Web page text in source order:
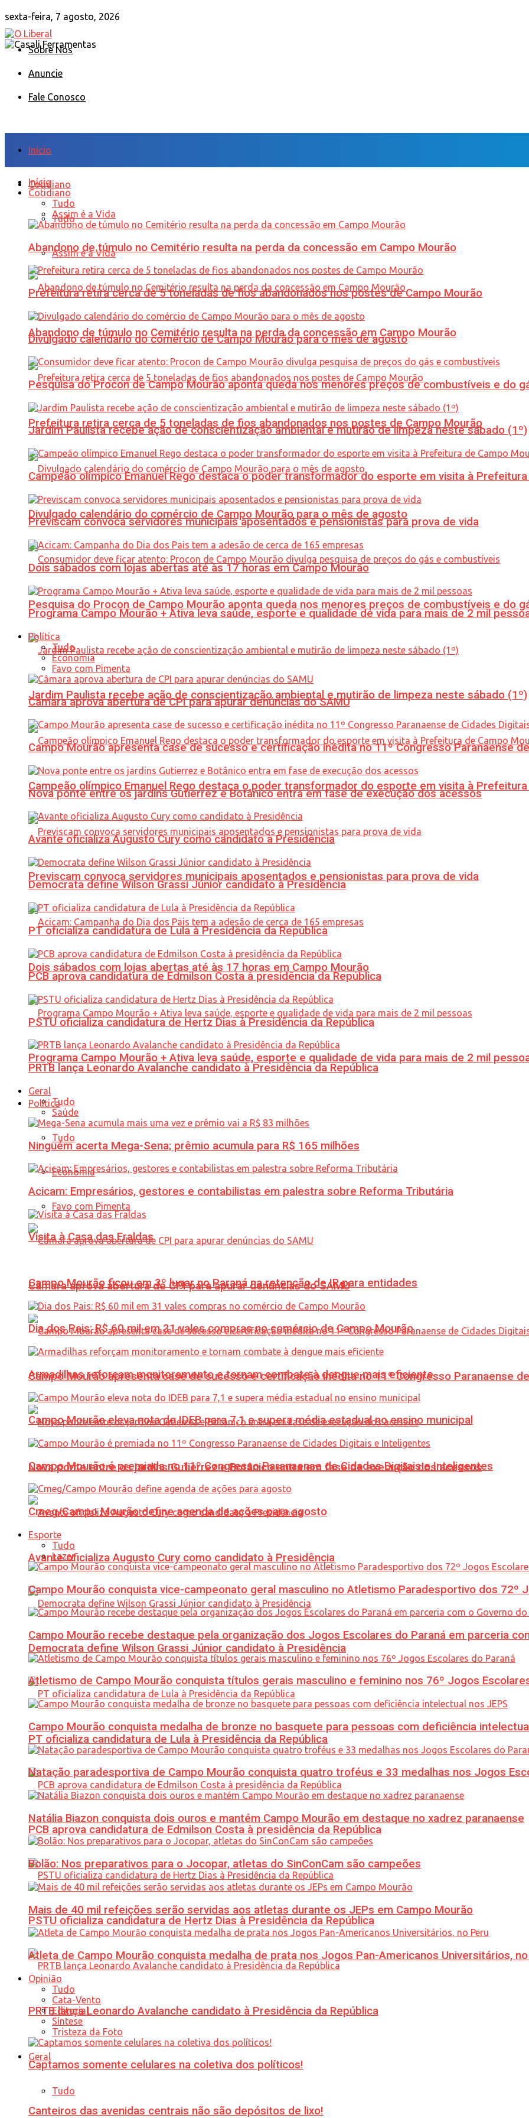
sexta-feira, 7 agosto, 2026
Sobre Nós
Anuncie
Fale Conosco
Início
Cotidiano
Tudo
Assim é a Vida
Abandono de túmulo no Cemitério resulta na perda da concessão em Campo Mourão
Prefeitura retira cerca de 5 toneladas de fios abandonados nos postes de Campo Mourão
Divulgado calendário do comércio de Campo Mourão para o mês de agosto
Pesquisa do Procon de Campo Mourão aponta queda nos menores preços de combustíveis e do
Jardim Paulista recebe ação de conscientização ambiental e mutirão de limpeza neste sábado (1º)
Campeão olímpico Emanuel Rego destaca o poder transformador do esporte em visita à
Previscam convoca servidores municipais aposentados e pensionistas para prova de vida
Dois sábados com lojas abertas até às 17 horas em Campo Mourão
Programa Campo Mourão + Ativa leva saúde, esporte e qualidade de vida para mais de 2 mil
Política
Tudo
Economia
Favo com Pimenta
Câmara aprova abertura de CPI para apurar denúncias do SAMU
Campo Mourão apresenta case de sucesso e certificação inédita no 11º Congresso Paranaense
Nova ponte entre os jardins Gutierrez e Botânico entra em fase de execução dos acessos
Avante oficializa Augusto Cury como candidato à Presidência
Democrata define Wilson Grassi Júnior candidato à Presidência
PT oficializa candidatura de Lula à Presidência da República
PCB aprova candidatura de Edmilson Costa à presidência da República
PSTU oficializa candidatura de Hertz Dias à Presidência da República
PRTB lança Leonardo Avalanche candidato à Presidência da República
Geral
Tudo
Início
Cotidiano
Tudo
Assim é a Vida
Abandono de túmulo no Cemitério resulta na perda da concessão em Campo Mourão
Prefeitura retira cerca de 5 toneladas de fios abandonados nos postes de Campo Mourão
Divulgado calendário do comércio de Campo Mourão para o mês de agosto
Pesquisa do Procon de Campo Mourão aponta queda nos menores preços de combustíveis e do
Jardim Paulista recebe ação de conscientização ambiental e mutirão de limpeza neste sábado (1º)
Campeão olímpico Emanuel Rego destaca o poder transformador do esporte em visita à
Previscam convoca servidores municipais aposentados e pensionistas para prova de vida
Dois sábados com lojas abertas até às 17 horas em Campo Mourão
Programa Campo Mourão + Ativa leva saúde, esporte e qualidade de vida para mais de 2 mil
Política
Tudo
Economia
Favo com Pimenta
Câmara aprova abertura de CPI para apurar denúncias do SAMU
Campo Mourão apresenta case de sucesso e certificação inédita no 11º Congresso Paranaense
Nova ponte entre os jardins Gutierrez e Botânico entra em fase de execução dos acessos
Avante oficializa Augusto Cury como candidato à Presidência
Democrata define Wilson Grassi Júnior candidato à Presidência
PT oficializa candidatura de Lula à Presidência da República
PCB aprova candidatura de Edmilson Costa à presidência da República
PSTU oficializa candidatura de Hertz Dias à Presidência da República
PRTB lança Leonardo Avalanche candidato à Presidência da República
Geral
Tudo
Saúde
Ninguém acerta Mega-Sena; prêmio acumula para R$ 165 milhões
Acicam: Empresários, gestores e contabilistas em palestra sobre Reforma Tributária
Visita à Casa das Fraldas
Campo Mourão ficou em 3º lugar no Paraná na retenção de IR para entidades
Dia dos Pais: R$ 60 mil em 31 vales compras no comércio de Campo Mourão
Armadilhas reforçam monitoramento e tornam combate à dengue mais eficiente
Campo Mourão eleva nota do IDEB para 7,1 e supera média estadual no ensino municipal
Campo Mourão é premiada no 11º Congresso Paranaense de Cidades Digitais e Inteligentes
Cmeg/Campo Mourão define agenda de ações para agosto
Esporte
Tudo
Lazer
Campo Mourão conquista vice-campeonato geral masculino no Atletismo Paradesportivo dos 72º
Campo Mourão recebe destaque pela organização dos Jogos Escolares do Paraná em parceria
Atletismo de Campo Mourão conquista títulos gerais masculino e feminino nos 76º Jogos
Campo Mourão conquista medalha de bronze no basquete para pessoas com deficiência
Natação paradesportiva de Campo Mourão conquista quatro troféus e 33 medalhas nos Jogos
Natália Biazon conquista dois ouros e mantém Campo Mourão em destaque no xadrez paranaense
Bolão: Nos preparativos para o Jocopar, atletas do SinConCam são campeões
Mais de 40 mil refeições serão servidas aos atletas durante os JEPs em Campo Mourão
Atleta de Campo Mourão conquista medalha de prata nos Jogos Pan-Americanos Universitários,
Opinião
Tudo
Cata-Vento
Editorial
Síntese
Tristeza da Foto
Captamos somente celulares na coletiva dos políticos!
Canteiros das avenidas centrais não são depósitos de lixo!